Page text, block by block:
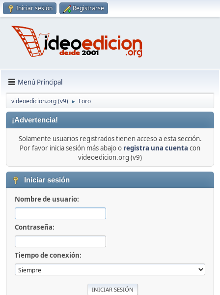
Iniciar sesión Registrarse
Menú Principal
videoedicion.org (v9) ► Foro
¡Advertencia!
Solamente usuarios registrados tienen acceso a esta sección.
Por favor inicia sesión más abajo o registra una cuenta con
videoedicion.org (v9)
Iniciar sesión
Nombre de usuario:
Contraseña:
Tiempo de conexión: